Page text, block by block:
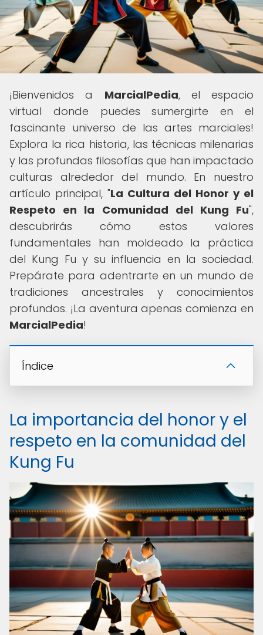
¡Bienvenidos a MarcialPedia, el espacio
virtual donde puedes sumergirte en el
fascinante universo de las artes marciales!
Explora la rica historia, las técnicas milenarias
y las profundas filosofías que han impactado
culturas alrededor del mundo. En nuestro
artículo principal, "La Cultura del Honor y el
Respeto en la Comunidad del Kung Fu",
descubrirás cómo estos valores
fundamentales han moldeado la práctica
del Kung Fu y su influencia en la sociedad.
Prepárate para adentrarte en un mundo de
tradiciones ancestrales y conocimientos
profundos. ¡La aventura apenas comienza en
MarcialPedia!
Índice
La importancia del honor y el
respeto en la comunidad del
Kung Fu